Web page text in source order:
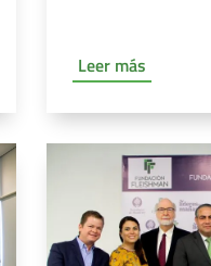
Leer más